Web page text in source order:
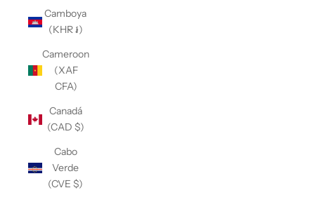
Camboya
(KHR ៛)
Cameroon
(XAF
CFA)
Canadá
(CAD $)
Cabo
Verde
(CVE $)